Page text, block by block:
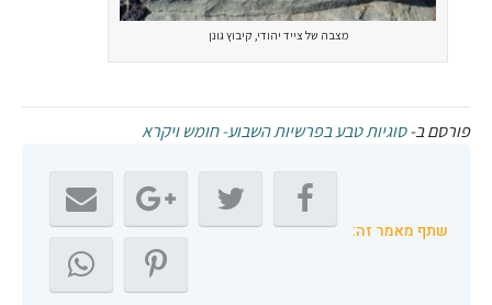
מצבה של צייד יהודי, קיבוץ גונן
פורסם ב-סוגיות טבע בפרשיות השבוע- חומש ויקרא
שתף מאמר זה: